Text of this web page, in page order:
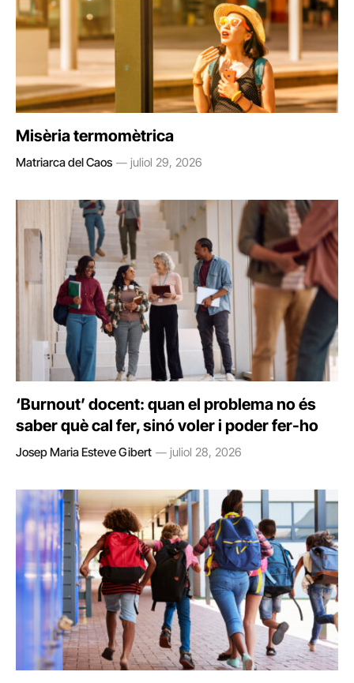
Misèria termomètrica
Matriarca del Caos juliol 29, 2026
‘Burnout’ docent: quan el problema no és
saber què cal fer, sinó voler i poder fer-ho
Josep Maria Esteve Gibert juliol 28, 2026